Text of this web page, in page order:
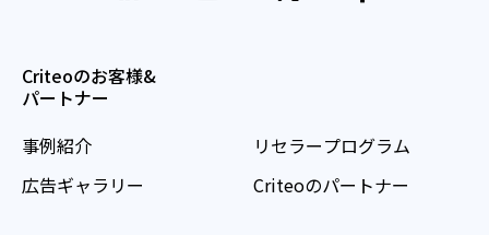
Criteoのお客様&
パートナー
事例紹介
広告ギャラリー
リセラープログラム
Criteoのパートナー